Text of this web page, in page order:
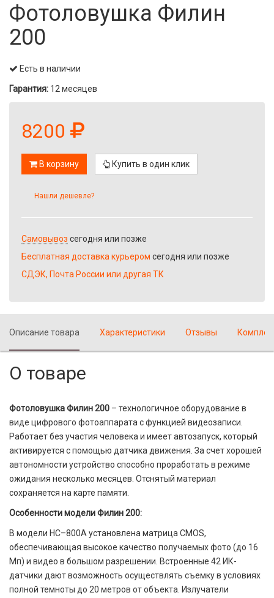
Фотоловушка Филин
200
Есть в наличии
Гарантия: 12 месяцев
8200
В корзину Купить в один клик
Нашли дешевле?
Самовывоз сегодня или позже
Бесплатная доставка курьером сегодня или позже
СДЭК, Почта России или другая ТК
Описание товара Характеристики Отзывы
О товаре
Фотоловушка Филин 200 – технологичное оборудование в
виде цифрового фотоаппарата с функцией видеозаписи.
Работает без участия человека и имеет автозапуск, который
активируется с помощью датчика движения. За счет хорошей
автономности устройство способно проработать в режиме
ожидания несколько месяцев. Отснятый материал
сохраняется на карте памяти.
Особенности модели Филин 200:
В модели HC–800A установлена матрица CMOS,
обеспечивающая высокое качество получаемых фото (до 16
Мп) и видео в большом разрешении. Встроенные 42 ИК-
датчики дают возможность осуществлять съемку в условиях
полной темноты до 20 метров от объекта. Излучатели